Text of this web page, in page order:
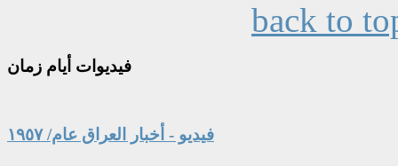
back to
فيديوات أيام زمان
فيديو - أخبار العراق عام/ ١٩٥٧